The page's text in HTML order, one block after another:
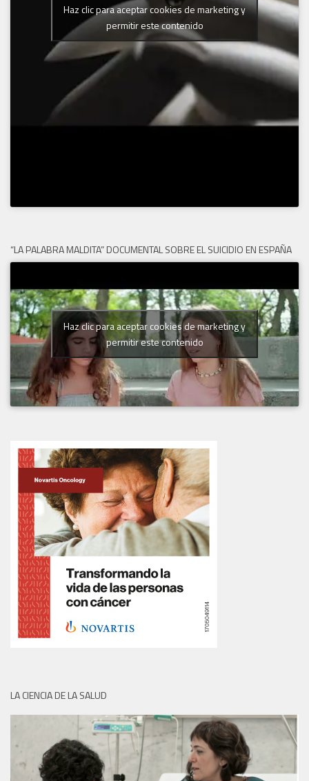
Haz clic para aceptar cookies de marketing y
permitir este contenido
“LA PALABRA MALDITA” DOCUMENTAL SOBRE EL SUICIDIO EN ESPAÑA
Haz clic para aceptar cookies de marketing y
permitir este contenido
LA CIENCIA DE LA SALUD